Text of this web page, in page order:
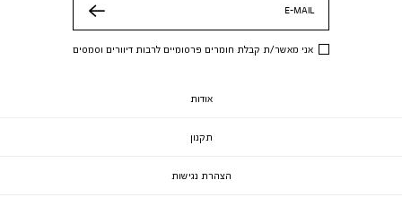
E-MAIL
אני מאשר/ת קבלת חומרים פרסומיים לרבות דיוורים וסמסים
אודות
תקנון
הצהרת נגישות